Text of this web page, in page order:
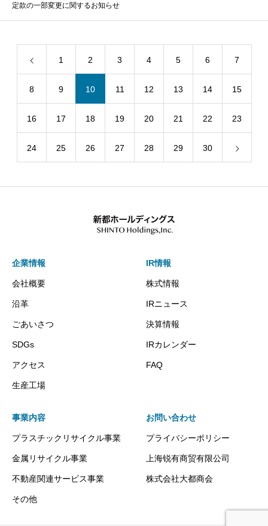
定款の一部変更に関するお知らせ
1 2 3 4 5 6 7
8 9 10 11 12 13 14 15
16 17 18 19 20 21 22 23
24 25 26 27 28 29 30
企業情報
会社概要
沿革
ごあいさつ
SDGs
アクセス
生産工場
IR情報
株式情報
IRニュース
決算情報
IRカレンダー
FAQ
事業内容
プラスチックリサイクル事業
金属リサイクル事業
不動産関連サービス事業
その他
お問い合わせ
プライバシーポリシー
上海锐有商贸有限公司
株式会社大都商会